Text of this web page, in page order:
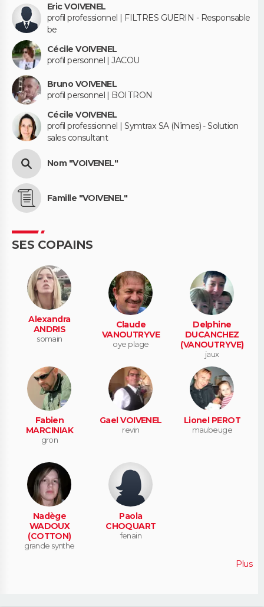
Eric VOIVENEL
profil professionnel | FILTRES GUERIN - Responsable
be
Cécile VOIVENEL
profil personnel | JACOU
Bruno VOIVENEL
profil personnel | BOITRON
Cécile VOIVENEL
profil professionnel | Symtrax SA (Nîmes) - Solution
sales consultant
Nom "VOIVENEL"
Famille "VOIVENEL"
SES COPAINS
Alexandra
ANDRIS
somain
Claude
VANOUTRYVE
oye plage
Delphine
DUCANCHEZ
(VANOUTRYVE)
jaux
Fabien
MARCINIAK
gron
Gael VOIVENEL
revin
Lionel PEROT
maubeuge
Nadège
WADOUX
(COTTON)
grande synthe
Paola
CHOQUART
fenain
Plus